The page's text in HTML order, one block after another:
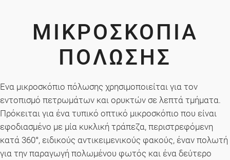
ΜΙΚΡΟΣΚΌΠΙΑ
ΠΌΛΩΣΗΣ
Ένα μικροσκόπιο πόλωσης χρησιμοποιείται για τον
εντοπισμό πετρωμάτων και ορυκτών σε λεπτά τμήματα.
Πρόκειται για ένα τυπικό οπτικό μικροσκόπιο που είναι
εφοδιασμένο με μία κυκλική τράπεζα, περιστρεφόμενη
κατά 360°, ειδικούς αντικειμενικούς φακούς, έναν πολωτή
για την παραγωγή πολωμένου φωτός και ένα δεύτερο